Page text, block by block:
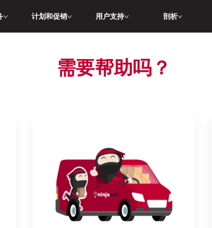
计划和促销 用户支持 剖析
需要帮助吗？